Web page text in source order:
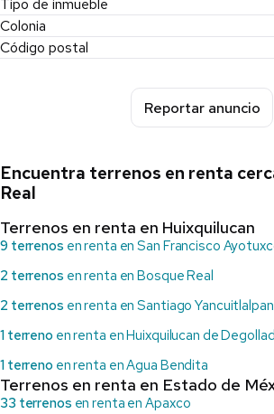
Tipo de inmueble
Colonia
Código postal
Reportar anuncio
Encuentra terrenos en renta
Real
Terrenos en renta en Huixquilucan
9 terrenos en renta en San Francisco
2 terrenos en renta en Bosque Real
2 terrenos en renta en Santiago Yancuitlalpan
1 terreno en renta en Huixquilucan de
1 terreno en renta en Agua Bendita
Terrenos en renta en Estado de
33 terrenos en renta en Apaxco